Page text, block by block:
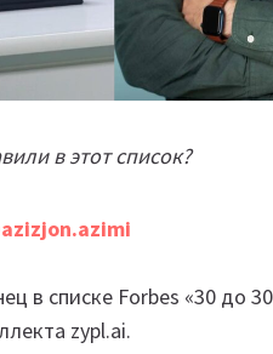
в этот список?
в списке Forbes «30 до
zypl.ai.